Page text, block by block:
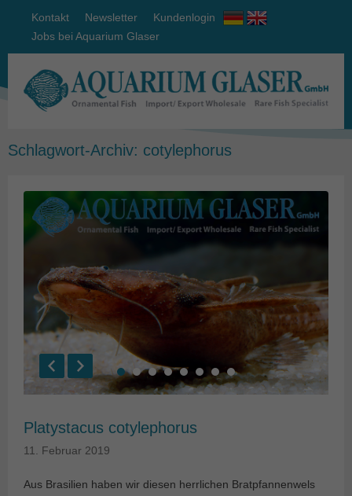
Kontakt Newsletter
Kundenlogin
Jobs bei Aquarium Glaser
Schlagwort-Archiv: cotylephorus
Platystacus cotylephorus
11. Februar 2019
Aus Brasilien haben wir diesen herrlichen Bratpfannenwels